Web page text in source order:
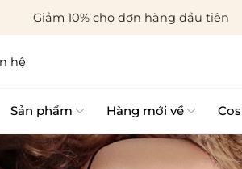
Giảm 10% cho đơn hàng đầu tiên
hệ
Sản phẩm Hàng mới về